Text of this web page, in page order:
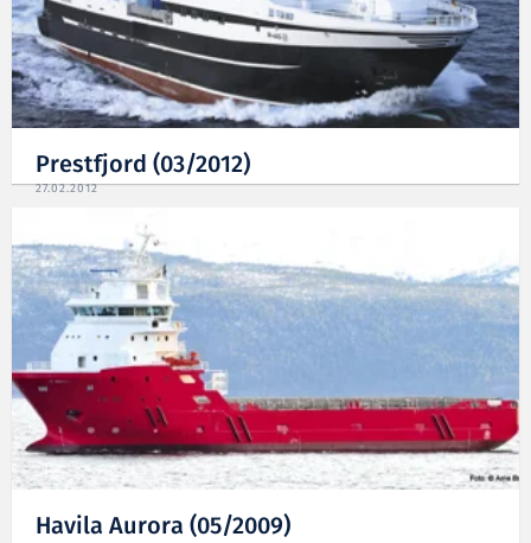
Prestfjord (03/2012)
27.02.2012
Havila Aurora (05/2009)